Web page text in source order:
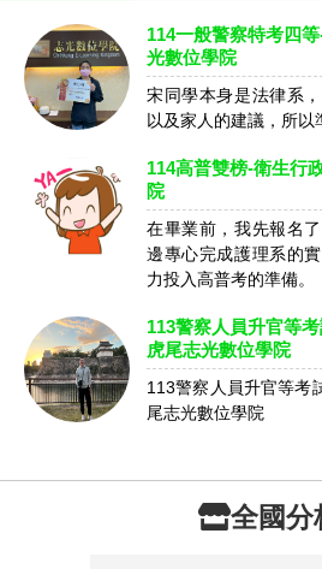
114一般警察特考四
光數位學院
宋同學本身是法律系
以及家人的建議，所以
114高普雙榜-衛生行
院
在畢業前，我先報名
邊專心完成護理系的
力投入高普考的準備。
113警察人員升官等
虎尾志光數位學院
113警察人員升官等考
尾志光數位學院
全國分